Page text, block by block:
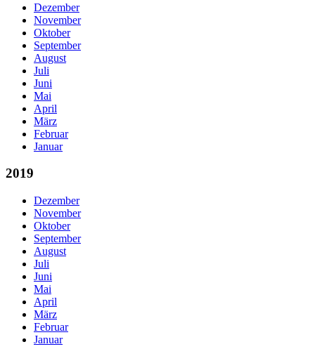
Dezember
November
Oktober
September
August
Juli
Juni
Mai
April
März
Februar
Januar
2019
Dezember
November
Oktober
September
August
Juli
Juni
Mai
April
März
Februar
Januar